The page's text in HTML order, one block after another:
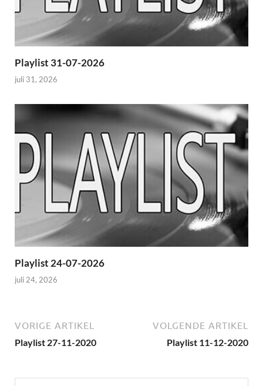
Playlist 31-07-2026
juli 31, 2026
Playlist 24-07-2026
juli 24, 2026
VORIGE ARTIKEL
Playlist 27-11-2020
VOLGENDE ARTIKEL
Playlist 11-12-2020